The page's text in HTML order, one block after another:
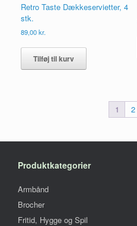
Retro Taste Dækkeservietter, 4
stk.
89,00kr.
Tilføj til kurv
1 2
Produktkategorier
Armbånd
Brocher
Fritid, Hygge og Spil